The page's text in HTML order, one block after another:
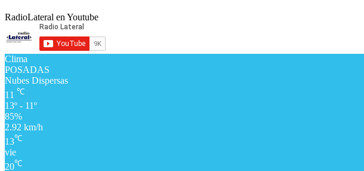
RadioLateral en Youtube
Clima
POSADAS
Nubes Dispersas
11 ℃
13º - 11º
85%
2.92 km/h
13℃
vie
20℃